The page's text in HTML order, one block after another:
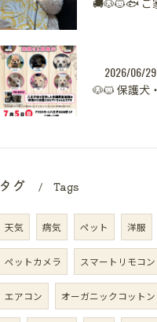
2026/06/29
タグ Tags
天気 病気 ペット 洋服
ペットカメラ スマートリモコン
エアコン オーガニックコットン